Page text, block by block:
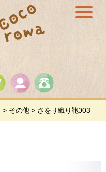
> その他 > さをり織り鞄003